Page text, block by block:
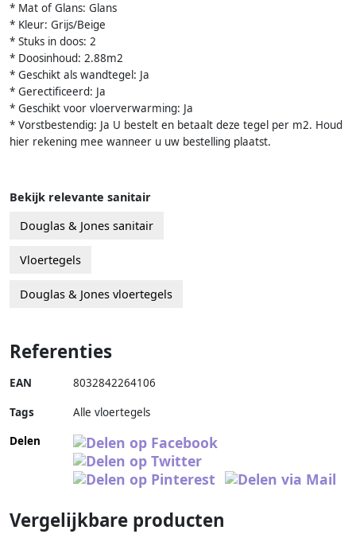
* Mat of Glans: Glans
* Kleur: Grijs/Beige
* Stuks in doos: 2
* Doosinhoud: 2.88m2
* Geschikt als wandtegel: Ja
* Gerectificeerd: Ja
* Geschikt voor vloerverwarming: Ja
* Vorstbestendig: Ja U bestelt en betaalt deze tegel per m2. Houd
hier rekening mee wanneer u uw bestelling plaatst.
Bekijk relevante sanitair
Douglas & Jones sanitair
Vloertegels
Douglas & Jones vloertegels
Referenties
EAN 8032842264106
Tags
Alle vloertegels
Delen
Vergelijkbare producten